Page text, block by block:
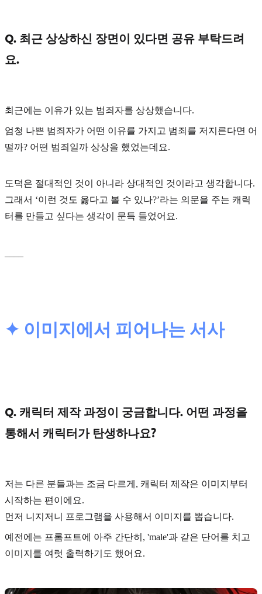
Q. 최근 상상하신 장면이 있다면 공유 부탁드려
요.
최근에는 이유가 있는 범죄자를 상상했습니다.
엄청 나쁜 범죄자가 어떤 이유를 가지고 범죄를 저지른다면 어
떨까? 어떤 범죄일까 상상을 했었는데요.
도덕은 절대적인 것이 아니라 상대적인 것이라고 생각합니다.
그래서 ‘이런 것도 옳다고 볼 수 있나?’라는 의문을 주는 캐릭
터를 만들고 싶다는 생각이 문득 들었어요.
✦ 이미지에서 피어나는 서사
Q. 캐릭터 제작 과정이 궁금합니다. 어떤 과정을
통해서 캐릭터가 탄생하나요?
저는 다른 분들과는 조금 다르게, 캐릭터 제작은 이미지 부터
시작하는 편이에요.
먼저 니지저니 프로그램을 사용해서 이미지를 뽑습니다.
예전에는 프롬프트에 아주 간단히, 'male'과 같은 단어를 치고
이미지를 여럿 출력하기도 했어요.